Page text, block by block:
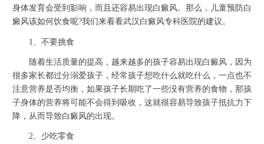
身体发育会受到影响，而且还容易出现白癜风。那么，儿童预防白
癜风该如何饮食呢?我们来看看武汉白癜风专科医院的建议。
1、不要挑食
随着生活质量的提高，越来越多的孩子容易出现白癜风，因为
很多家长都过分溺爱孩子，经常孩子想吃什么就吃什么，一点也不
注意营养是否均衡，如果孩子长期吃了一些没有营养的食物，那孩
子身体的营养将可能不会得到吸收，这就很容易导致孩子抵抗力下
降，从而导致白癜风的出现。
2、少吃零食